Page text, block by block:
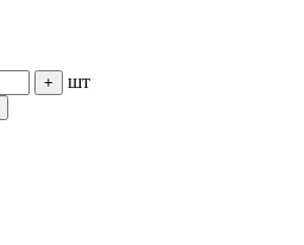
+ шт